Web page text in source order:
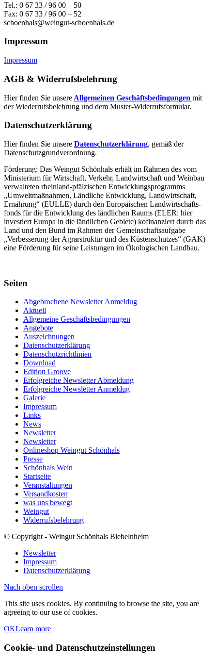
Tel.: 0 67 33 / 96 00 – 50
Fax: 0 67 33 / 96 00 – 52
schoenhals@weingut-schoenhals.de
Impressum
Impressum
AGB & Widerrufsbelehrung
Hier finden Sie unsere Allgemeinen Geschäftsbedingungen mit
der Wiederrufsbelehrung und dem Muster-Widerrufsformular.
Datenschutzerklärung
Hier finden Sie unsere Datenschutzerklärung, gemäß der
Datenschutzgrundverordnung.
Förderung: Das Weingut Schönhals erhält im Rahmen des vom
Minis­terium für Wirtschaft, Verkehr, Land­wirt­schaft und Weinbau
verwal­teten rhein­land-pfälzischen Entwick­lungs­programms
„Umwelt­maßnahmen, Länd­liche Entwick­lung, Landwirt­schaft,
Ernährung“ (EULLE) durch den Euro­päischen Land­wirtschafts­
fonds für die Entwick­lung des länd­lichen Raums (ELER: hier
investiert Europa in die ländlichen Gebiete) kofinanziert durch das
Land und den Bund im Rahmen der Gemein­schafts­aufgabe
„Verbes­serung der Agrar­struktur und des Küsten­schutzes“ (GAK)
eine Förderung für seine Leis­tungen im Ökolo­gischen Landbau.
Seiten
Abgebrochene Newsletter Anmeldug
Aktuell
Allgemeine Geschäftsbedingungen
Angebote
Auszeichnungen
Datenschutzerklärung
Datenschutzrichtlinien
Download
Edition Groove
Erfolgreiche Newsletter Abmeldung
Erfolgreiche Newsletter Anmeldug
Galerie
Impressum
Links
News
Newsletter
Newsletter
Onlineshop Weingut Schönhals
Presse
Schönhals Wein
Startseite
Veranstaltungen
Versandkosten
was uns bewegt
Weingut
Widerrufsbelehrung
© Copyright - Weingut Schönhals Biebelnheim
Newsletter
Impressum
Datenschutzerklärung
Nach oben scrollen
This site uses cookies. By continuing to browse the site, you are
agreeing to our use of cookies.
OKLearn more
Cookie- und Datenschutzeinstellungen